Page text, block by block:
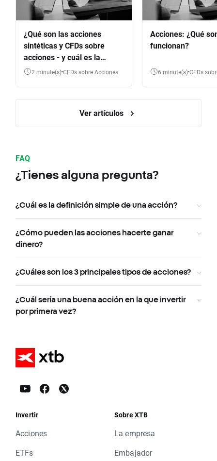
¿Qué son las acciones
sintéticas y CFDs sobre
acciones - y cuál es la
diferencia?
2 minute(s) CFDs sobre Acciones
Acciones: ¿Qué
funcionan?
6 minute(s) CFDs
Ver artículos
FAQ
¿Tienes alguna pregunta?
¿Cuál es la definición simple de una acción?
¿Cómo pueden las acciones hacerte ganar
dinero?
¿Cuáles son los 3 principales tipos de acciones?
¿Cuál sería una buena acción en la que invertir
por primera vez?
Invertir
Acciones
ETFs
Sobre XTB
La empresa
Embajador